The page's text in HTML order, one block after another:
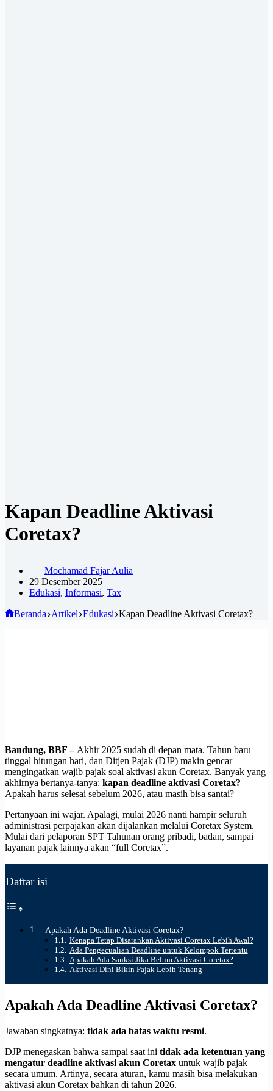
Kapan Deadline Aktivasi
Coretax?
Mochamad Fajar Aulia
29 Desember 2025
Edukasi, Informasi, Tax
Beranda Artikel Edukasi Kapan Deadline Aktivasi Coretax?
Bandung, BBF – Akhir 2025 sudah di depan mata. Tahun baru
tinggal hitungan hari, dan Ditjen Pajak (DJP) makin gencar
mengingatkan wajib pajak soal aktivasi akun Coretax. Banyak yang
akhirnya bertanya-tanya: kapan deadline aktivasi Coretax?
Apakah harus selesai sebelum 2026, atau masih bisa santai?
Pertanyaan ini wajar. Apalagi, mulai 2026 nanti hampir seluruh
administrasi perpajakan akan dijalankan melalui Coretax System.
Mulai dari pelaporan SPT Tahunan orang pribadi, badan, sampai
layanan pajak lainnya akan “full Coretax”.
Daftar isi
Apakah Ada Deadline Aktivasi Coretax?
Kenapa Tetap Disarankan Aktivasi Coretax Lebih Awal?
Ada Pengecualian Deadline untuk Kelompok Tertentu
Apakah Ada Sanksi Jika Belum Aktivasi Coretax?
Aktivasi Dini Bikin Pajak Lebih Tenang
Apakah Ada Deadline Aktivasi Coretax?
Jawaban singkatnya: tidak ada batas waktu resmi.
DJP menegaskan bahwa sampai saat ini tidak ada ketentuan yang
mengatur deadline aktivasi akun Coretax untuk wajib pajak
secara umum. Artinya, secara aturan, kamu masih bisa melakukan
aktivasi akun Coretax bahkan di tahun 2026.